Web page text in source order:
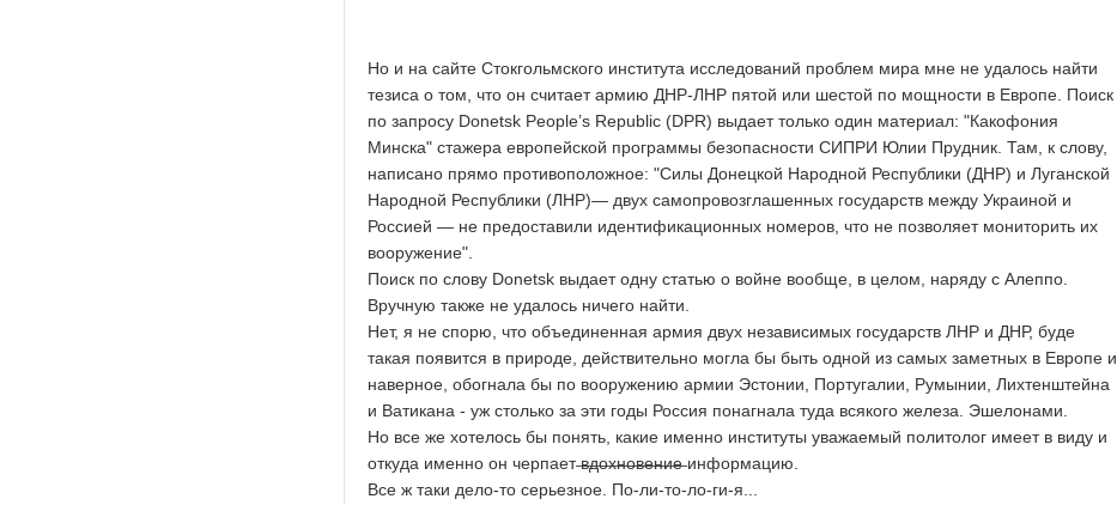
Но и на сайте Стокгольмского института исследований проблем мира мне не удалось найти
тезиса о том, что он считает армию ДНР-ЛНР пятой или шестой по мощности в Европе. Поиск
по запросу Donetsk People’s Republic (DPR) выдает только один материал: "Какофония
Минска" стажера европейской программы безопасности СИПРИ Юлии Прудник. Там, к слову,
написано прямо противоположное: "Силы Донецкой Народной Республики (ДНР) и Луганской
Народной Республики (ЛНР)— двух самопровозглашенных государств между Украиной и
Россией — не предоставили идентификационных номеров, что не позволяет мониторить их
вооружение".
Поиск по слову Donetsk выдает одну статью о войне вообще, в целом, наряду с Алеппо.
Вручную также не удалось ничего найти.
Нет, я не спорю, что объединенная армия двух независимых государств ЛНР и ДНР, буде
такая появится в природе, действительно могла бы быть одной из самых заметных в Европе и,
наверное, обогнала бы по вооружению армии Эстонии, Португалии, Румынии, Лихтенштейна
и Ватикана - уж столько за эти годы Россия понагнала туда всякого железа. Эшелонами.
Но все же хотелось бы понять, какие именно институты уважаемый политолог имеет в виду и
откуда именно он черпает ̶в̶д̶о̶х̶н̶о̶в̶е̶н̶и̶е̶ информацию.
Все ж таки дело-то серьезное. По-ли-то-ло-ги-я...